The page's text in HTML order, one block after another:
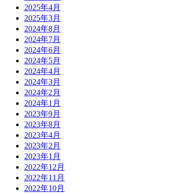
2025年4月
2025年3月
2024年8月
2024年7月
2024年6月
2024年5月
2024年4月
2024年3月
2024年2月
2024年1月
2023年9月
2023年8月
2023年4月
2023年2月
2023年1月
2022年12月
2022年11月
2022年10月